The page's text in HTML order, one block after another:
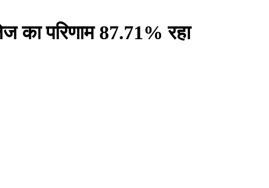
का परिणाम 87.71% रहा